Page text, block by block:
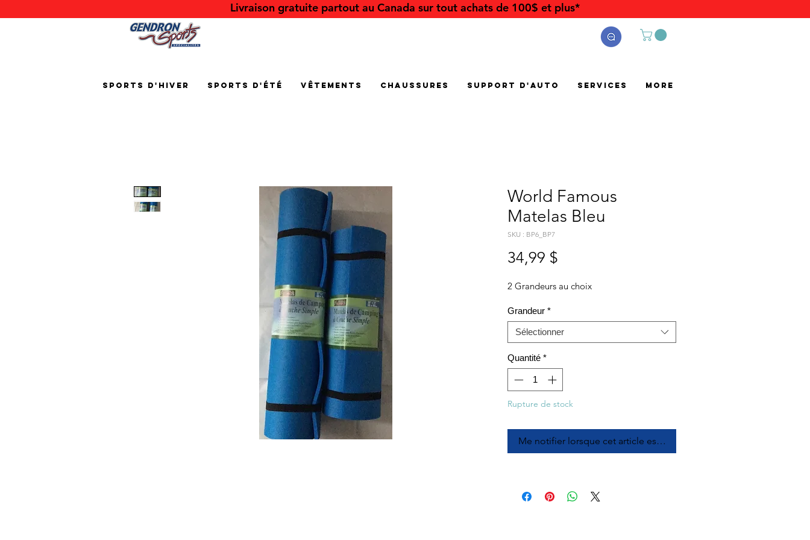
Livraison gratuite partout au Canada sur tout achats de 100$ et plus*
Sports d'hiver Sports d'été Vêtements Chaussures Support d'auto Services More
World Famous
Matelas Bleu
SKU : BP6_BP7
34,99 $
2 Grandeurs au choix
Grandeur *
Sélectionner
Quantité *
Rupture de stock
Me notifier lorsque cet article est disponible